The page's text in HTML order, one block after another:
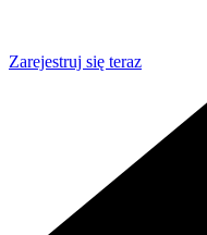
Zarejestruj się teraz